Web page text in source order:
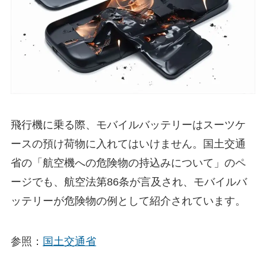
飛行機に乗る際、モバイルバッテリーはスーツケ
ースの預け荷物に入れてはいけません。国土交通
省の「航空機への危険物の持込みについて」のペ
ージでも、航空法第86条が言及され、モバイルバ
ッテリーが危険物の例として紹介されています。
参照： 国土交通省